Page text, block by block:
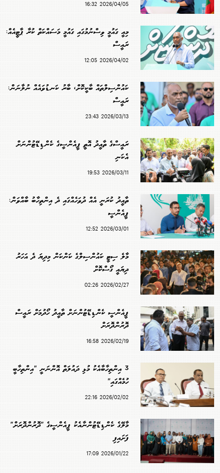
2026/04/05 16:32
މިއީ ގައުމީ ވިސްނުމުގައި ގައުމީ މަސައްކަތް ކުރާ ޕާޓީއެއް:
ރައީސް
2026/04/02 12:05
ކައުންސިލްތައް ބާކީކޮށް، ބާރު ކަނޑުވައެއް ނުލާނަން:
ރައީސް
2026/03/13 23:43
ރައީސްގެ ތާއީދު އޮތީ ޕީއެންސީގެ ކެންޑިޑޭޓުންނަށް
އެކަނި
2026/03/11 19:53
ތާއީދު ކުރަނީ އެއް ދުވަހެއްގައި ދެ އިންތިހާބު ބާއްވަން:
ޕީއެންސީ
2026/03/01 12:52
މާލެ ސިޓީ ކައުންސިލްގެ ކަންކަން މިދިޔަ ދެ އަހަރު
ދިޔައީ ގޯސްކޮށް
2026/02/27 02:26
ޕީއެންސީ ކެންޑިޑޭޓުންނަށް ތާއީދު ހޯދުމަށް ރައީސް
ދޮރުންދޮރަށް
2026/02/19 16:58
3 އިންތިހާބާއެކު މުޅި ދައުލަތް އޮންނަނީ "އިންތިހާބީ
ހުމެއްގައި"
2026/02/02 22:16
މާލޭގެ ކެންޑިޑޭޓުންނާއެކު ޕީއެންސީގެ "ދޮރުންދޮރަށް"
ފަށައިފި
2026/01/22 17:09